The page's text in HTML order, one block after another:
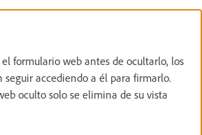
formulario web antes de ocultarlo, los
seguir accediendo a él para firmarlo.
oculto solo se elimina de su vista